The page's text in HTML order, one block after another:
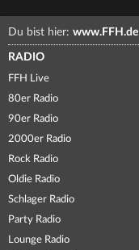
Du bist hier: www.FFH.de
RADIO
FFH Live
80er Radio
90er Radio
2000er Radio
Rock Radio
Oldie Radio
Schlager Radio
Party Radio
Lounge Radio